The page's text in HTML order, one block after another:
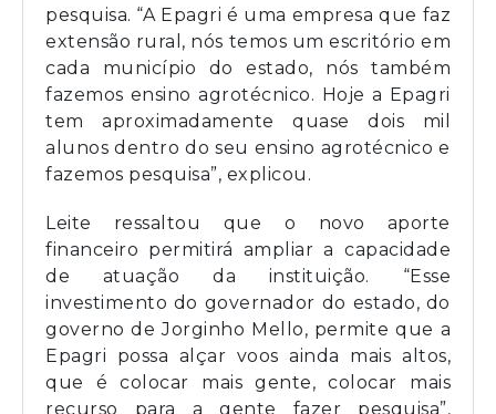
pesquisa. “A Epagri é uma empresa que faz
extensão rural, nós temos um escritório em
cada município do estado, nós também
fazemos ensino agrotécnico. Hoje a Epagri
tem aproximadamente quase dois mil
alunos dentro do seu ensino agrotécnico e
fazemos pesquisa”, explicou.
Leite ressaltou que o novo aporte
financeiro permitirá ampliar a capacidade
de atuação da instituição. “Esse
investimento do governador do estado, do
governo de Jorginho Mello, permite que a
Epagri possa alçar voos ainda mais altos,
que é colocar mais gente, colocar mais
recurso para a gente fazer pesquisa”,